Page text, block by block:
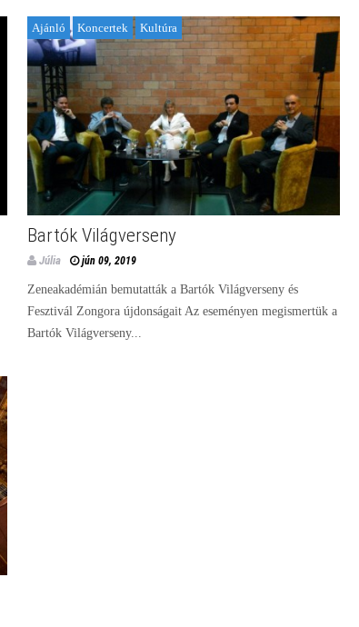
Ajánló Koncertek Kultúra
Bartók Világverseny
Júlia jún 09, 2019
Zeneakadémián bemutatták a Bartók Világverseny és
Fesztivál Zongora újdonságait Az eseményen megismertük a
Bartók Világverseny...